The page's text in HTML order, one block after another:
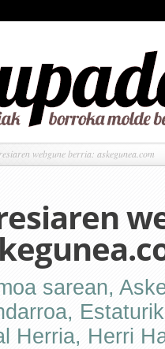
webgune berria: askegunea.com
sarean,
,
Herria, Herri